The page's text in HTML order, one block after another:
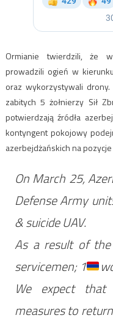
Ormianie twierdzili, że
prowadzili ogień w
oraz wykorzystywali
zabitych 5 żołnierzy Sił
potwierdzają źródła
kontyngent pokojowy
azerbejdżańskich na
On March 25,
Defense Army
& suicide UAV.
As a result of the
servicemen; 1
We expect
measures to